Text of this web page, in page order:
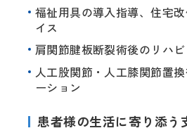
福祉用具の導入指導、住宅
イス
肩関節腱板断裂術後のリハ
人工股関節・人工膝関節置
ーション
患者様の生活に寄り添う